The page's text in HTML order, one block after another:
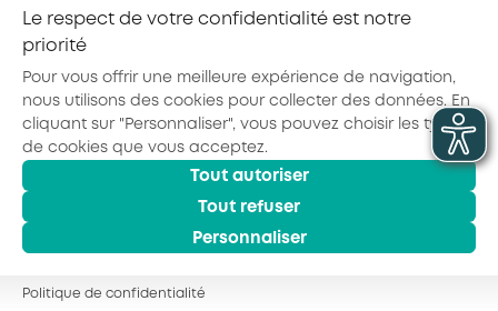
Exploitations forestières et scieries
agricoles
Hôtels, cafés, restaurants
Organismes de formation
Portage salarial
Partager la page :
© 2026 - AKTO - Tous droits réservés
Mentions légales
Conditions générales
Le respect de votre confidentialité est notre
priorité
Pour vous offrir une meilleure expérience de navigation,
nous utilisons des cookies pour collecter des données. En
cliquant sur "Personnaliser", vous pouvez choisir les types
de cookies que vous acceptez.
Tout autoriser
Tout refuser
Personnaliser
Politique de confidentialité